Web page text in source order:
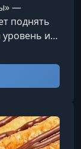
—
поднять
и
сладости.
выпечки
практики,